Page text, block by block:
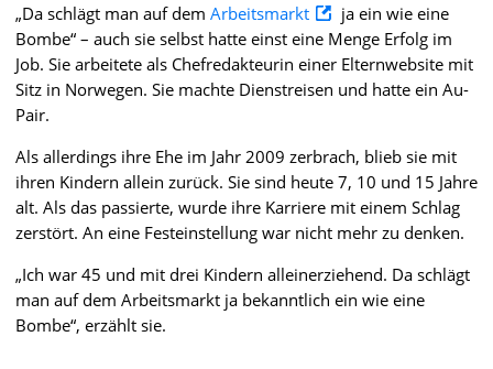
„Da schlägt man auf dem Arbeitsmarkt
ja ein wie eine
Bombe“ – auch sie selbst hatte einst eine Menge Erfolg im
Job. Sie arbeitete als Chefredakteurin einer Elternwebsite mit
Sitz in Norwegen. Sie machte Dienstreisen und hatte ein Au-
Pair.
Als allerdings ihre Ehe im Jahr 2009 zerbrach, blieb sie mit
ihren Kindern allein zurück. Sie sind heute 7, 10 und 15 Jahre
alt. Als das passierte, wurde ihre Karriere mit einem Schlag
zerstört. An eine Festeinstellung war nicht mehr zu denken.
„Ich war 45 und mit drei Kindern alleinerziehend. Da schlägt
man auf dem Arbeitsmarkt ja bekanntlich ein wie eine
Bombe“, erzählt sie.